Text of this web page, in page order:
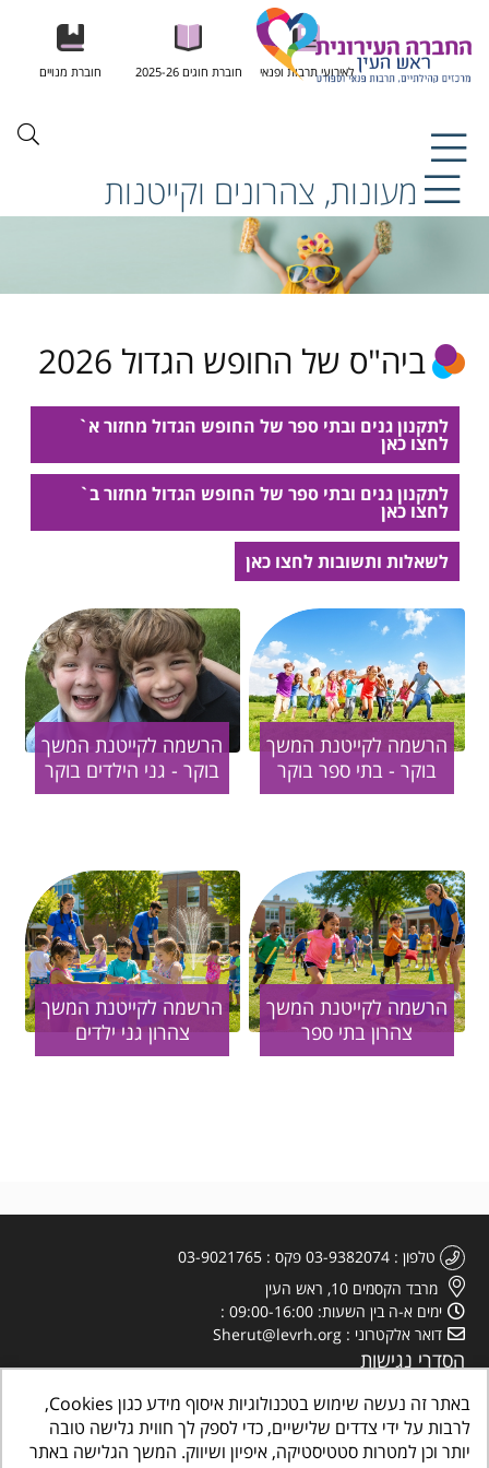
לאירועי תרבות ופנאי חוברת חוגים 2025-26 חוברת מנויים
מעונות, צהרונים וקייטנות
ביה"ס של החופש הגדול 2026
לתקנון גנים ובתי ספר של החופש הגדול מחזור א`
לחצו כאן
לתקנון גנים ובתי ספר של החופש הגדול מחזור ב`
לחצו כאן
לשאלות ותשובות לחצו כאן
הרשמה לקייטנת המשך
בוקר - בתי ספר בוקר
הרשמה לקייטנת המשך
בוקר - גני הילדים בוקר
הרשמה לקייטנת המשך
צהרון בתי ספר
הרשמה לקייטנת המשך
צהרון גני ילדים
טלפון 03-9382074 פקס
03-9021765
מרבד הקסמים 10, ראש העין
ימים א-ה בין השעות: 09:00-16:00
דואר אלקטרוני
Sherut@levrh.org
הסדרי נגישות
באתר זה נעשה שימוש בטכנולוגיות איסוף מידע כגון Cookies,
לרבות על ידי צדדים שלישיים, כדי לספק לך חווית גלישה טובה
יותר וכן למטרות סטטיסטיקה, איפיון ושיווק. המשך הגלישה באתר